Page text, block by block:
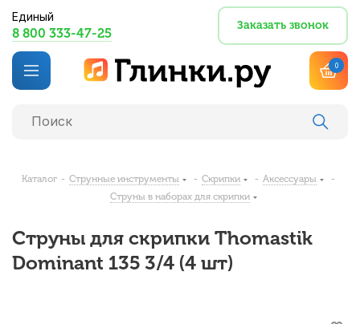
Единый
8 800 333-47-25
Заказать звонок
0
Каталог - Струнные инструменты - Скрипки - Аксессуары
-
Струны в наборах для скрипки
Струны для скрипки Thomastik
Dominant 135 3/4 (4 шт)